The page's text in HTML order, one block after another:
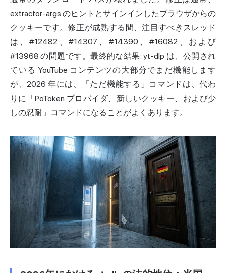
extractor-args のヒントとサインインしたブラウザからの
クッキーです。修正が成熟する間、注目すべきスレッド
は、#12482、#14307、#14390、#16082、および
#13968 の問題です。最終的な結果: yt-dlp は、公開され
ている YouTube コンテンツの大部分でまだ機能します
が、2026 年には、「ただ機能する」コマンドは、代わ
りに「PoToken プロバイダ、新しいクッキー、および少
しの忍耐」コマンドになることがよくあります。